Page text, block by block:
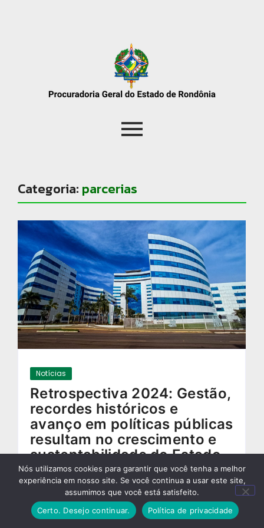
Categoria: parcerias
Notícias
Retrospectiva 2024: Gestão,
recordes históricos e
avanço em políticas públicas
resultam no crescimento e
sustentabilidade do Estado.
26/12/2024-
Nós utilizamos cookies para garantir que você tenha a melhor
experiência em nosso site. Se você continua a usar este site,
assumimos que você está satisfeito.
Certo. Desejo continuar.
Política de privacidade